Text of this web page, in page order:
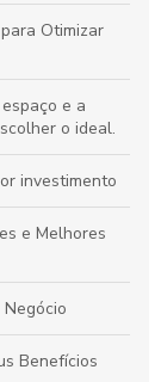
Otimizar
e a
o ideal.
investimento
e Melhores
Benefícios